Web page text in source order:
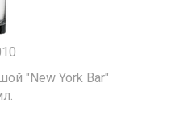
"New York Bar"